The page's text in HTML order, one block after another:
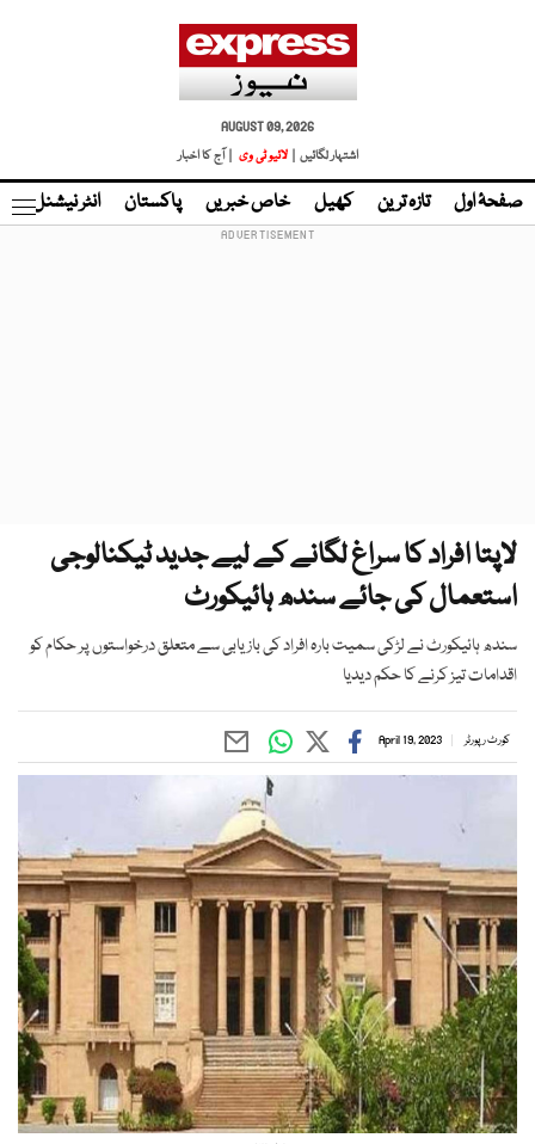
AUGUST 09, 2026
اشتہار لگائیں |
لائیو ٹی وی | آج کا اخبار
صفحۂ اول تازہ ترین کھیل خاص خبریں پاکستان انٹر نیشنل
لاپتا افراد کا سراغ لگانے کے لیے جدید ٹیکنالوجی
استعمال کی جائے سندھ ہائیکورٹ
سندھ ہائیکورٹ نے لڑکی سمیت بارہ افراد کی بازیابی سے متعلق درخواستوں پر حکام کو
اقدامات تیز کرنے کا حکم دیدیا
کورٹ رپورٹر April 19, 2023